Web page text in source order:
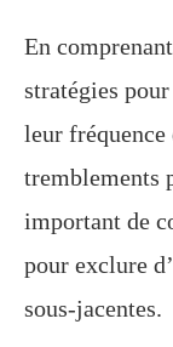
En
stratégies
leur
tremblements
important de
pour exclure
sous-jacentes.